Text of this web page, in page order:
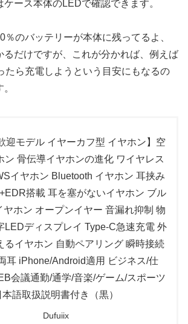
ケース本体のLEDで確認できます。
％のバッテリーが本体に残ってるよ、
るだけですが、これが分かれば、例えば
たら充電しようという目安にもなるの
迎モデル イヤーカフ型 イヤホン】空
ン 骨伝導イヤホンの進化 ワイヤレス
イヤホン Bluetooth イヤホン 耳挟み
搭載 耳を塞がないイヤホン ブル
ヤホン オープンイヤー 音漏れ抑制 物
LEDディスプレイ Type‐C急速充電 外
るイヤホン 自動ペアリング 瞬時接続
耳 iPhone/Android適用 ビジネス/仕
会議通勤/通学/音楽/ゲーム/スポーツ
本語取扱説明書付き（黒）
Dufuiix